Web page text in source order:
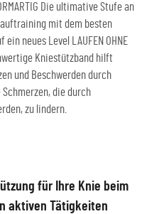
Die ultimative Stufe an
mit dem besten
ein neues Level LAUFEN OHNE
Kniestützband hilft
und Beschwerden durch
die durch
zu lindern.
für Ihre Knie beim
aktiven Tätigkeiten